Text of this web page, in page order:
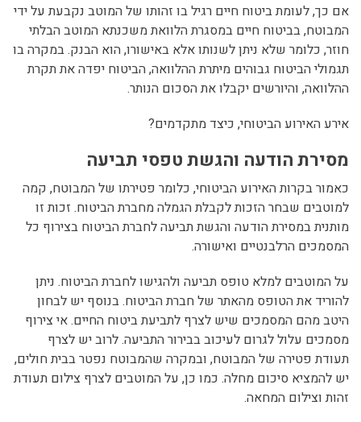
אם כך, לעומת ביטוח חיים רגיל בו זהותו של המוטב נקבעת על ידי
המבוטח, בביטוח חיים במסגרת הלוואת משכנתא המוטב הבלתי
חוזר, כלומר שלא ניתן לשנותו אלא באישורו, הוא הבנק. במקרה בו
תגמולי הביטוח גבוהים מיתרת ההלוואה, הביטוח יפדה את תקרת
ההלוואה, והיורשים יקבלו את הסכום הנותר.
אירע האירוע הביטוחי, כיצד מתקדמים?
מסירת הודעה והגשת טפסי תביעה
כאמור בקרות האירוע הביטוחי, כלומר פטירתו של המבוטח, קמה
למוטבים שבחר הזכות לקבלת הגמלה מחברת הביטוח. זכות זו
מותנית במסירת הודעה והגשת תביעה לחברת הביטוח בצירוף כל
המסמכים הרלבנטיים ואישורה.
על המוטבים למלא טופס תביעה ולהגישו לחברת הביטוח. ניתן
להוריד את הטופס מהאתר של חברת הביטוח. בנוסף יש לבחון
היטב מהם המסמכים שיש לצרף לתביעת ביטוח החיים. אי צירוף
מסמכים עלול לגרום לעיכוב בבירור התביעה. לרוב יש לצרף
תעודת פטירה של המבוטח, ובמקרה שהמבוטח נפטר בבית חולים,
יש להמציא סיכום מחלה. כמו כן, על המוטבים לצרף צילום תעודת
זהות וצילום המחאה.